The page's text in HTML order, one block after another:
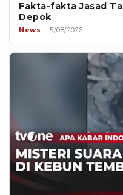
Fakta-fakta Jasad
Depok
News 5/08/2026